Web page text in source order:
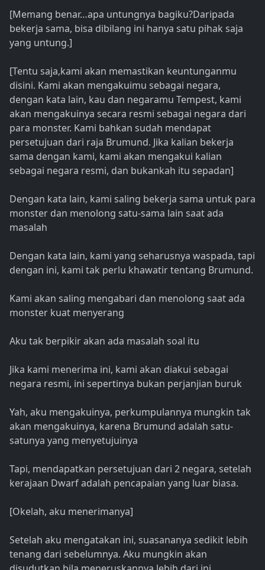
[Memang benar…apa untungnya bagiku?Daripada
bekerja sama, bisa dibilang ini hanya satu pihak saja
yang untung.]
[Tentu saja,kami akan memastikan keuntunganmu
disini. Kami akan mengakuimu sebagai negara,
dengan kata lain, kau dan negaramu Tempest, kami
akan mengakuinya secara resmi sebagai negara dari
para monster. Kami bahkan sudah mendapat
persetujuan dari raja Brumund. Jika kalian bekerja
sama dengan kami, kami akan mengakui kalian
sebagai negara resmi, dan bukankah itu sepadan]
Dengan kata lain, kami saling bekerja sama untuk para
monster dan menolong satu-sama lain saat ada
masalah
Dengan kata lain, kami yang seharusnya waspada, tapi
dengan ini, kami tak perlu khawatir tentang Brumund.
Kami akan saling mengabari dan menolong saat ada
monster kuat menyerang
Aku tak berpikir akan ada masalah soal itu
Jika kami menerima ini, kami akan diakui sebagai
negara resmi, ini sepertinya bukan perjanjian buruk
Yah, aku mengakuinya, perkumpulannya mungkin tak
akan mengakuinya, karena Brumund adalah satu-
satunya yang menyetujuinya
Tapi, mendapatkan persetujuan dari 2 negara, setelah
kerajaan Dwarf adalah pencapaian yang luar biasa.
[Okelah, aku menerimanya]
Setelah aku mengatakan ini, suasananya sedikit lebih
tenang dari sebelumnya. Aku mungkin akan